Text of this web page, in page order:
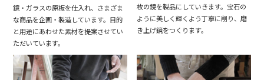
鏡・ガラスの原板を仕入れ、さまざま
な商品を企画・製造しています。目的
と用途にあわせた素材を提案させてい
ただいています。
枚の鏡を製品にしていきます。宝石の
ように美しく輝くよう丁寧に削り、磨
き上げ鏡をつくります。